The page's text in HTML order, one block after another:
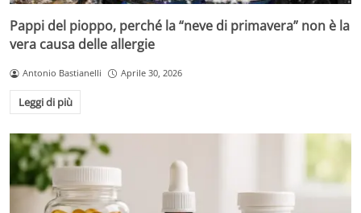
Pappi del pioppo, perché la “neve di primavera” non è la
vera causa delle allergie
Antonio Bastianelli Aprile 30, 2026
Leggi di più